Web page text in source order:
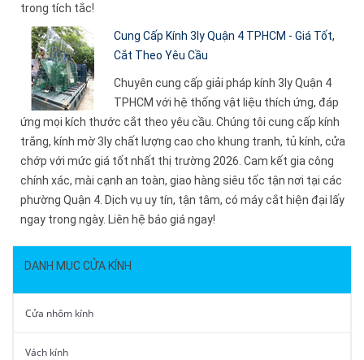
trong tích tắc!
Cung Cấp Kính 3ly Quận 4 TPHCM - Giá Tốt,
Cắt Theo Yêu Cầu
Chuyên cung cấp giải pháp kính 3ly Quận 4
TPHCM với hệ thống vật liệu thích ứng, đáp
ứng mọi kích thước cắt theo yêu cầu. Chúng tôi cung cấp kính
trắng, kính mờ 3ly chất lượng cao cho khung tranh, tủ kính, cửa
chớp với mức giá tốt nhất thị trường 2026. Cam kết gia công
chính xác, mài cạnh an toàn, giao hàng siêu tốc tận nơi tại các
phường Quận 4. Dịch vụ uy tín, tận tâm, có máy cắt hiện đại lấy
ngay trong ngày. Liên hệ báo giá ngay!
DANH MỤC CỬA KÍNH
Cửa nhôm kính
Vách kính